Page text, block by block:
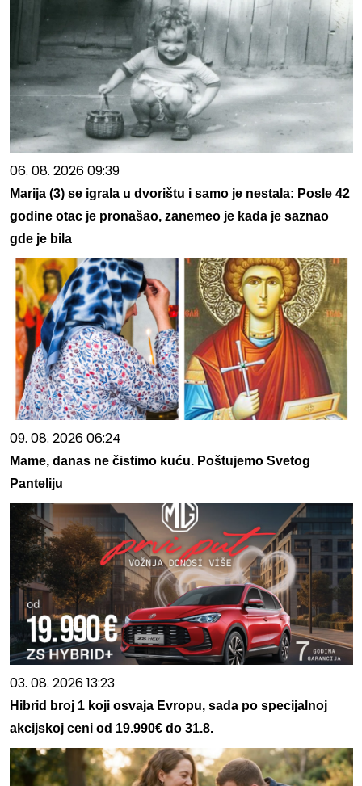
06. 08. 2026 09:39
Marija (3) se igrala u dvorištu i samo je nestala: Posle 42
godine otac je pronašao, zanemeo je kada je saznao
gde je bila
09. 08. 2026 06:24
Mame, danas ne čistimo kuću. Poštujemo Svetog
Panteliju
03. 08. 2026 13:23
Hibrid broj 1 koji osvaja Evropu, sada po specijalnoj
akcijskoj ceni od 19.990€ do 31.8.